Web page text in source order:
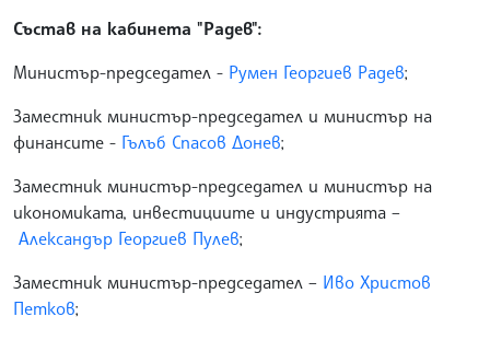
Състав на кабинета "Радев":
Министър-председател - Румен Георгиев Радев;
Заместник министър-председател и министър на
финансите - Гълъб Спасов Донев;
Заместник министър-председател и министър на
икономиката, инвестициите и индустрията –
Александър Георгиев Пулев;
Заместник министър-председател – Иво Христов
Петков;